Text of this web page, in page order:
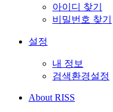
아이디 찾기
비밀번호 찾기
설정
내 정보
검색환경설정
About RISS